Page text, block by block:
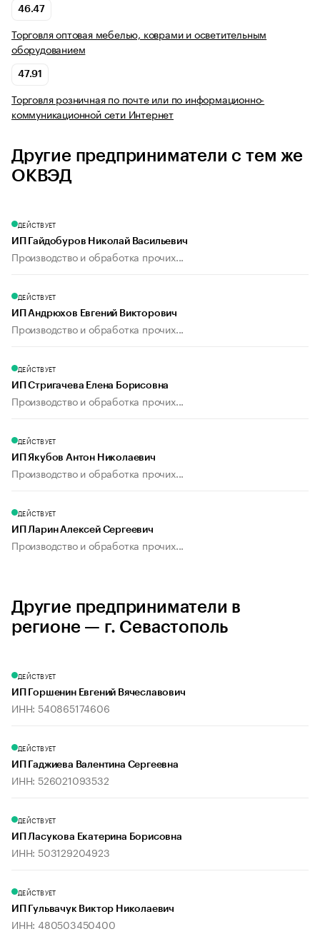
46.47
Торговля оптовая мебелью, коврами и осветительным
оборудованием
47.91
Торговля розничная по почте или по информационно-
коммуникационной сети Интернет
Другие предприниматели с тем же
ОКВЭД
ДЕЙСТВУЕТ
ИП Гайдобуров Николай Васильевич
Производство и обработка прочих...
ДЕЙСТВУЕТ
ИП Андрюхов Евгений Викторович
Производство и обработка прочих...
ДЕЙСТВУЕТ
ИП Стригачева Елена Борисовна
Производство и обработка прочих...
ДЕЙСТВУЕТ
ИП Якубов Антон Николаевич
Производство и обработка прочих...
ДЕЙСТВУЕТ
ИП Ларин Алексей Сергеевич
Производство и обработка прочих...
Другие предприниматели в
регионе — г. Севастополь
ДЕЙСТВУЕТ
ИП Горшенин Евгений Вячеславович
ИНН: 540865174606
ДЕЙСТВУЕТ
ИП Гаджиева Валентина Сергеевна
ИНН: 526021093532
ДЕЙСТВУЕТ
ИП Ласукова Екатерина Борисовна
ИНН: 503129204923
ДЕЙСТВУЕТ
ИП Гульвачук Виктор Николаевич
ИНН: 480503450400